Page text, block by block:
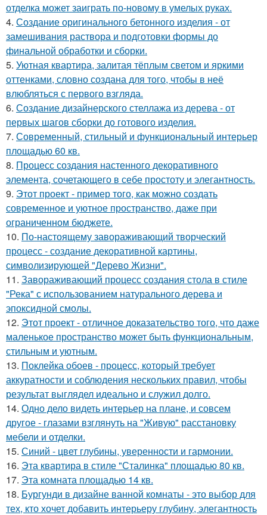
отделка может заиграть по-новому в умелых руках.
4. Создание оригинального бетонного изделия - от
замешивания раствора и подготовки формы до
финальной обработки и сборки.
5. Уютная квартира, залитая тёплым светом и яркими
оттенками, словно создана для того, чтобы в неё
влюбляться с первого взгляда.
6. Создание дизайнерского стеллажа из дерева - от
первых шагов сборки до готового изделия.
7. Современный, стильный и функциональный интерьер
площадью 60 кв.
8. Процесс создания настенного декоративного
элемента, сочетающего в себе простоту и элегантность.
9. Этот проект - пример того, как можно создать
современное и уютное пространство, даже при
ограниченном бюджете.
10. По-настоящему завораживающий творческий
процесс - создание декоративной картины,
символизирующей "Дерево Жизни".
11. Завораживающий процесс создания стола в стиле
"Река" с использованием натурального дерева и
эпоксидной смолы.
12. Этот проект - отличное доказательство того, что даже
маленькое пространство может быть функциональным,
стильным и уютным.
13. Поклейка обоев - процесс, который требует
аккуратности и соблюдения нескольких правил, чтобы
результат выглядел идеально и служил долго.
14. Одно дело видеть интерьер на плане, и совсем
другое - глазами взглянуть на "Живую" расстановку
мебели и отделки.
15. Синий - цвет глубины, уверенности и гармонии.
16. Эта квартира в стиле "Сталинка" площадью 80 кв.
17. Эта комната площадью 14 кв.
18. Бургунди в дизайне ванной комнаты - это выбор для
тех, кто хочет добавить интерьеру глубину, элегантность